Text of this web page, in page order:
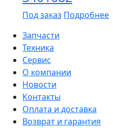
5320-
8201020-
01
Под заказ Подробнее
Запчасти
Техника
Сервис
О компании
Новости
Контакты
Оплата и доставка
Возврат и гарантия